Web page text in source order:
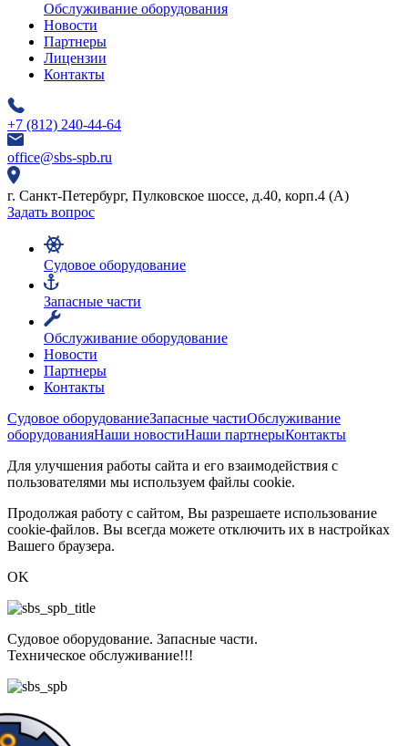
Обслуживание оборудования
Новости
Партнеры
Лицензии
Контакты
+7 (812) 240-44-64
office@sbs-spb.ru
г. Санкт-Петербург, Пулковское шоссе, д.40, корп.4 (А)
Задать вопрос
Судовое оборудование
Запасные части
Обслуживание оборудование
Новости
Партнеры
Контакты
Судовое оборудованиеЗапасные частиОбслуживание
оборудованияНаши новостиНаши партнерыКонтакты
Для улучшения работы сайта и его взаимодействия с
пользователями мы используем файлы cookie.
Продолжая работу с сайтом, Вы разрешаете использование
cookie-файлов. Вы всегда можете отключить их в настройках
Вашего браузера.
OK
Судовое оборудование. Запасные части.
Техническое обслуживание!!!